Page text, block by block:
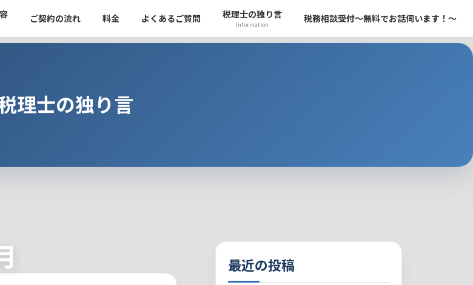
ご契約の流れ 料金 よくあるご質問 税理士の独り言
Information
税務相談受付～無料でお話伺います！～
理士の独り言
最近の投稿